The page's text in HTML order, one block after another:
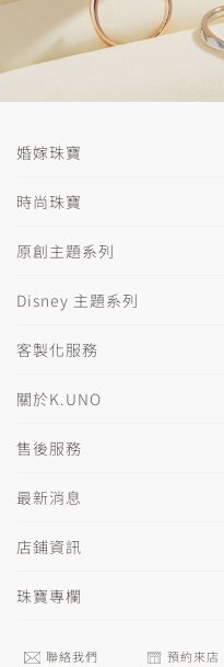
婚嫁珠寶
時尚珠寶
原創主題系列
Disney 主題系列
客製化服務
關於K.UNO
售後服務
最新消息
店鋪資訊
珠寶專欄
聯絡我們 預約來店